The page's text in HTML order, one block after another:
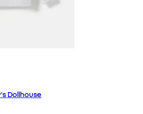
Dollhouse